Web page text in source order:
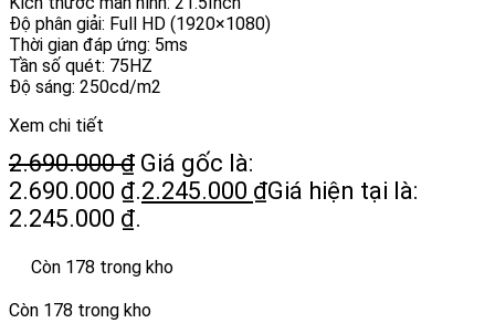
Độ phân giải: Full HD (1920×1080)
Thời gian đáp ứng: 5ms
Tần số quét: 75HZ
Độ sáng: 250cd/m2
Xem chi tiết
2.690.000₫ Giá gốc là:
2.690.000 ₫.2.245.000 ₫Giá hiện tại là:
2.245.000 ₫.
Còn 178 trong kho
Còn 178 trong kho